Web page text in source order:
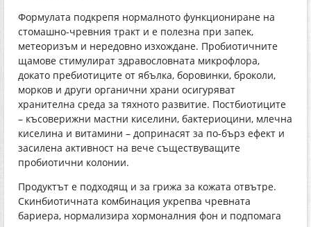
Формулата подкрепя нормалното функциониране на
стомашно-чревния тракт и е полезна при запек,
метеоризъм и нередовно изхождане. Пробиотичните
щамове стимулират здравословната микрофлора,
докато пребиотиците от ябълка, боровинки, броколи,
морков и други органични храни осигуряват
хранителна среда за тяхното развитие. Постбиотиците
– късоверижни мастни киселини, бактериоцини, млечна
киселина и витамини – допринасят за по-бърз ефект и
засилена активност на вече съществуващите
пробиотични колонии.
Продуктът е подходящ и за грижа за кожата отвътре.
Скинбиотичната комбинация укрепва чревната
бариера, нормализира хормоналния фон и подпомага